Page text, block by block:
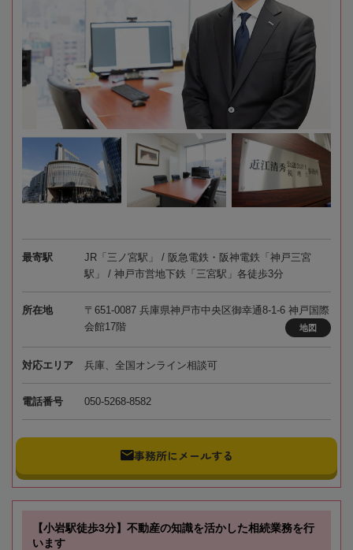
最寄駅
JR「三ノ宮駅」 / 阪急電鉄・阪神電鉄「神戸三宮
駅」 / 神戸市営地下鉄「三宮駅」各徒歩3分
所在地
〒651-0087 兵庫県神戸市中央区御幸通8-1-6 神戸国際
会館17階
地図
対応エリア 兵庫、全国オンライン相談可
電話番号 050-5268-8582
事務所にメールする
【小岩駅徒歩3分】不動産の知識を活かした相続業務を行
います